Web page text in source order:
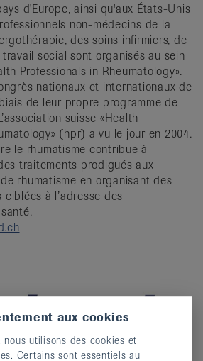
d'Europe, ainsi qu'aux États-Unis
non-médecins de la
des soins infirmiers, de
social sont organisés au sein
Professionals in Rheumatology».
nationaux et internationaux de
de leur propre programme de
suisse «Health
(hpr) a vu le jour en 2004.
le rhumatisme contribue à
traitements prodigués aux
rhumatisme en organisant des
à l’adresse des
aux cookies
utilisons des cookies et
Certains sont essentiels au